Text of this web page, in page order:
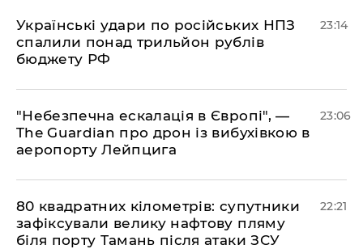
​Українські удари по російських НПЗ
спалили понад трильйон рублів
бюджету РФ
23:14
​"Небезпечна ескалація в Європі", —
The Guardian про дрон із вибухівкою в
аеропорту Лейпцига
23:06
​80 квадратних кілометрів: супутники
зафіксували велику нафтову пляму
біля порту Тамань після атаки ЗСУ
22:21